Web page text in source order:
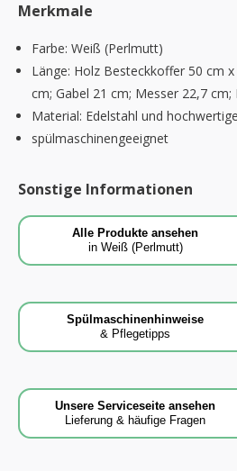
Merkmale
Farbe: Weiß (Perlmutt)
Länge: Holz Besteckkoffer 50 cm
cm; Gabel 21 cm; Messer 22,7
Material: Edelstahl und
spülmaschinengeeignet
Sonstige Informationen
Alle Produkte ansehen
in Weiß (Perlmutt)
Spülmaschinenhinweise
& Pflegetipps
Unsere Serviceseite ansehen
Lieferung & häufige Fragen